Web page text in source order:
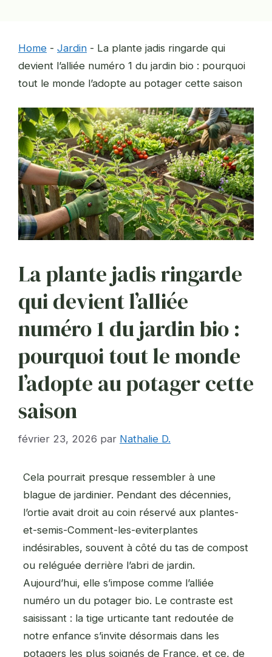
Home - Jardin - La plante jadis ringarde qui
devient l’alliée numéro 1 du jardin bio : pourquoi
tout le monde l’adopte au potager cette saison
La plante jadis ringarde
qui devient l’alliée
numéro 1 du jardin bio :
pourquoi tout le monde
l’adopte au potager cette
saison
février 23, 2026 par Nathalie D.
Cela pourrait presque ressembler à une
blague de jardinier. Pendant des décennies,
l’ortie avait droit au coin réservé aux plantes-
et-semis-Comment-les-eviterplantes
indésirables, souvent à côté du tas de compost
ou reléguée derrière l’abri de jardin.
Aujourd’hui, elle s’impose comme l’alliée
numéro un du potager bio. Le contraste est
saisissant : la tige urticante tant redoutée de
notre enfance s’invite désormais dans les
potagers les plus soignés de France, et ce, de